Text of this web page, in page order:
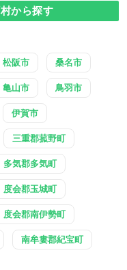
から探す
松阪市 桑名市
亀山市 鳥羽市
伊賀市
三重郡菰野町
多気郡多気町
度会郡玉城町
度会郡南伊勢町
南牟婁郡紀宝町